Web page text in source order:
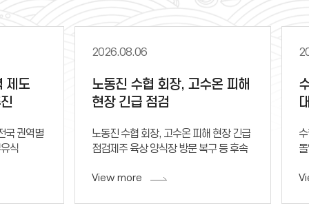
제도
국 권역별
식
2026.08.06
노동진 수협 회장, 고수온 피해
현장 긴급 점검
노동진 수협 회장, 고수온 피해 현장 긴급
점검제주 육상 양식장 방문 복구 등 후속
신속 사고 조사전국 9곳 지역본부 피해
View more